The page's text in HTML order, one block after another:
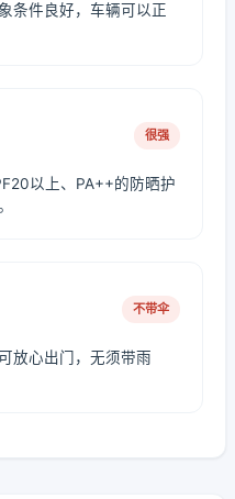
条件良好，车辆可以正
很强
以上、PA++的防晒护
不带伞
放心出门，无须带雨